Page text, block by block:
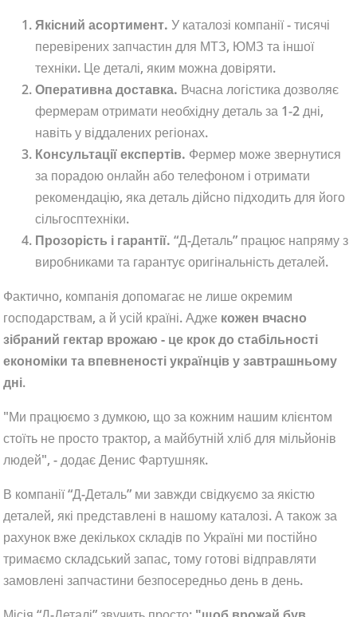
Якісний асортимент. У каталозі компанії - тисячі
перевірених запчастин для МТЗ, ЮМЗ та іншої
техніки. Це деталі, яким можна довіряти.
Оперативна доставка. Вчасна логістика дозволяє
фермерам отримати необхідну деталь за 1-2 дні,
навіть у віддалених регіонах.
Консультації експертів. Фермер може звернутися
за порадою онлайн або телефоном і отримати
рекомендацію, яка деталь дійсно підходить для його
сільгосптехніки.
Прозорість і гарантії. “Д-Деталь” працює напряму з
виробниками та гарантує оригінальність деталей.
Фактично, компанія допомагає не лише окремим
господарствам, а й усій країні. Адже кожен вчасно
зібраний гектар врожаю - це крок до стабільності
економіки та впевненості українців у завтрашньому
дні.
"Ми працюємо з думкою, що за кожним нашим клієнтом
стоїть не просто трактор, а майбутній хліб для мільйонів
людей", - додає Денис Фартушняк.
В компанії “Д-Деталь” ми завжди свідкуємо за якістю
деталей, які представлені в нашому каталозі. А також за
рахунок вже декількох складів по Україні ми постійно
тримаємо складський запас, тому готові відправляти
замовлені запчастини безпосередньо день в день.